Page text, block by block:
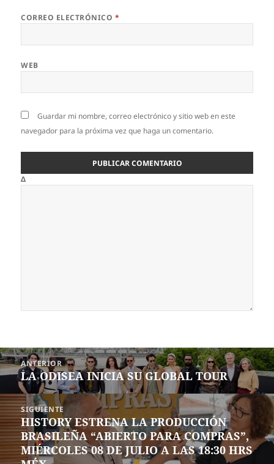
CORREO ELECTRÓNICO *
WEB
Guardar mi nombre, correo electrónico y sitio web en este
navegador para la próxima vez que haga un comentario.
Δ
Navegación
de
entradas
ANTERIOR
Entrada
anterior:
LA ODISEA INICIA SU GLOBAL TOUR
SIGUIENTE
Siguiente
entrada:
HISTORY ESTRENA LA PRODUCCIÓN
BRASILEÑA “ABIERTO PARA COMPRAS”,
MIÉRCOLES 08 DE JULIO A LAS 18:30 HRS